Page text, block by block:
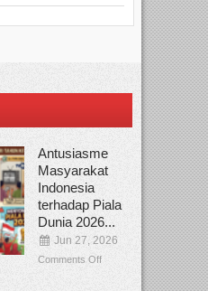
Antusiasme
Masyarakat
Indonesia
terhadap Piala
Dunia 2026...
Jun 27, 2026
Comments Off